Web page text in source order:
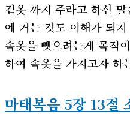
겉옷 까지 주라고 하신
에 거는 것도 이해가 되
속옷을 뺏으려는게 목적
하여 속옷을 가지고자 하
마태복음 5장 13절